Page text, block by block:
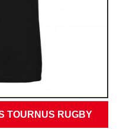
TOURNUS RUGBY